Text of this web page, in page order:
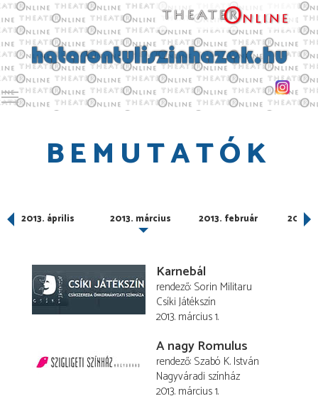
Toggle main menu visibility
BEMUTATÓK
2013. április 2013. március 2013. február 2013.
Karnebál
rendező Sorin Militaru
Csíki Játékszín
2013. március 1.
A nagy Romulus
rendező Szabó K. István
Nagyváradi színház
2013. március 1.